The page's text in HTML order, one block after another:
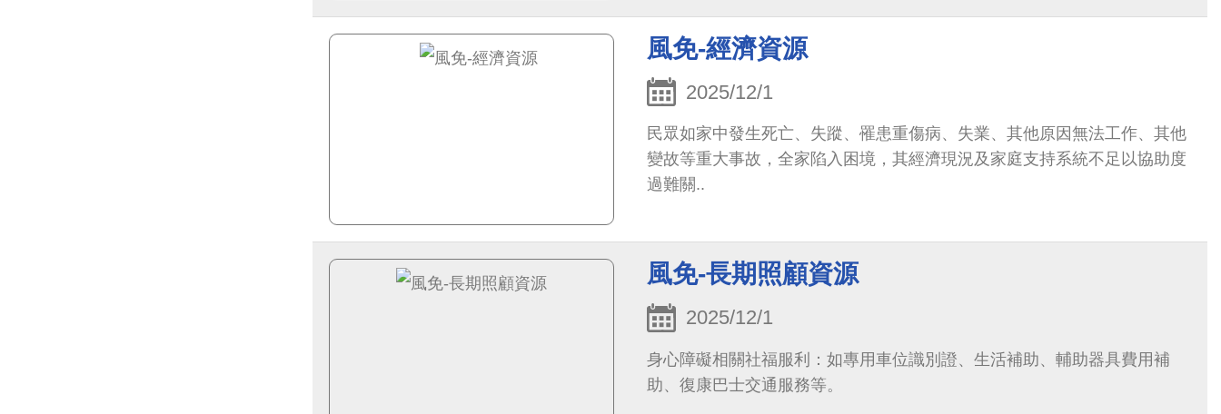
風免-經濟資源
2025/12/1
民眾如家中發生死亡、失蹤、罹患重傷病、失業、其他原因無法工作、其他
變故等重大事故，全家陷入困境，其經濟現況及家庭支持系統不足以協助度
過難關..
風免-長期照顧資源
2025/12/1
身心障礙相關社福服利：如專用車位識別證、生活補助、輔助器具費用補
助、復康巴士交通服務等。